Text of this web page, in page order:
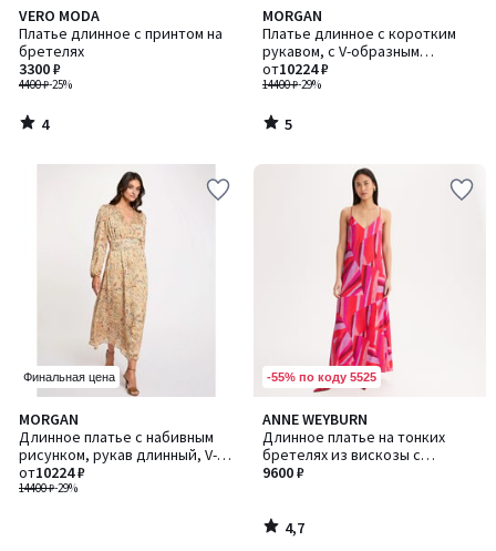
VERO MODA
Платье длинное с принтом на
бретелях
4400 ₽-25%
3300 ₽
4
/
5
4
/
MORGAN
Платье длинное с коротким
рукавом, с V-образным
вырезом
14400 ₽-29%
от10224 ₽
5
/
5
5
/
Финальная цена
MORGAN
Длинное платье с набивным
рисунком, рукав длинный, V-
образный вырез
14400 ₽-29%
от10224 ₽
-55% по коду 5525
ANNE WEYBURN
Длинное платье на тонких
бретелях из вискозы с
набивным рисунком
9600 ₽
4,7
/ 5
4,7
/